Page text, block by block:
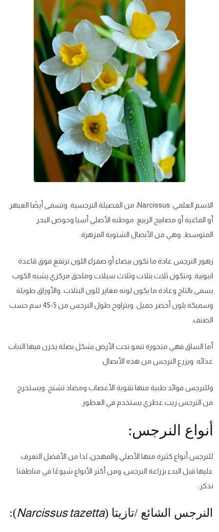
الاسم العلمي: Narcissus، من الفصيلة النرجسية. وتسمى أيضًا العبهر
أو الفاغية أو مصابيح الربيع. موطنه الأصلي أسيا وحوض البحر
المتوسط. وهي من الأبصال الشتوية المزهرة.
زهور النرجس عادة ما تكون بيضاء أو صفراء اللون ترتفع فوق قاعدة
انبوبية. وتتكون ثلاث بتلات وثلاث سبلات وملحق مركزي يشبه الكوب
يسمى بالتاج وعادة ما يكون لونه مغاير للون البتلات. والأوراق طويلة
وسميكة بلون أخضر جميل. ويتراوح طول النرجس من 5-45 سم حسب
الصنف.
أما الساق فهي متحورة تنمو تحت الأرض بشكل بصلة يخزن فيها النبات
غذائه. ويزرع النرجس من هذه الأبصال.
وللنرجس فوائد طبية منها تقوية الأعصاب ومضاد تشنج. ويستخرج
من النرجس زيت عطري يستخدم في العطور.
أنواع النرجس:
للنرجس أنواع كثيرة منها الأصلي والمهجن، لذا من الأفضل التعرف
عليها قبل البدء بزراعة النرجس، ومن أكثر الأنواع شيوعًا في مناطقنا
نذكر:
النرجس الشائع /تازيتا (Narcissus tazetta
):